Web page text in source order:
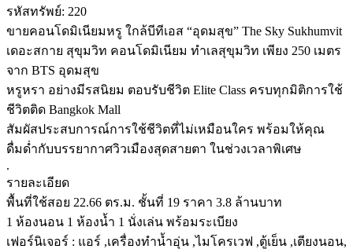
รหัสทรัพย์: 220
ขายคอนโดมิเนียมหรู ใกล้บีทีเอส “อุดมสุข” The Sky Sukhumvit
เดอะสกาย สุขุมวิท คอนโดมิเนียม ทำเลสุขุมวิท เพียง 250 เมตร
จาก BTS อุดมสุข
หรูหรา อย่างมีรสนิยม ตอบรับชีวิต Elite Class ครบทุกมิติการใช้
ชีวิตติด Bangkok Mall
สัมผัสประสบการณ์การใช้ชีวิตที่ไม่เหมือนใคร พร้อมให้คุณ
ดื่มด่ำกับบรรยากาศวิวเมืองสุดสายตา ในช่วงเวลาพิเศษ
.
รายละเอียด
พื้นที่ใช้สอย 22.66 ตร.ม. ชั้นที่ 19 ราคา 3.8 ล้านบาท
1 ห้องนอน 1 ห้องน้ำ 1 นั่งเล่น พร้อมระเบียง
เฟอร์นิเจอร์ : แอร์ ,เครื่องทำน้ำอุ่น ,ไมโครเวฟ ,ตู้เย็น ,เตียงนอน,